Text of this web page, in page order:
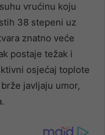
vrućinu koju
38 stepeni uz
znatno veće
postaje težak i
osjećaj toplote
javljaju umor,